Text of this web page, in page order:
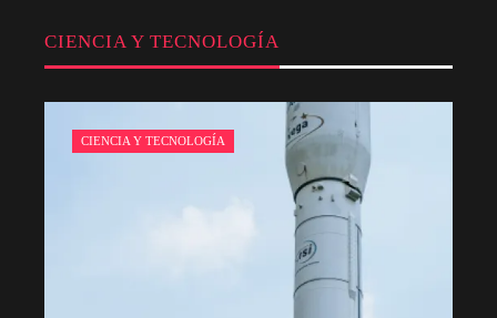
CIENCIA Y TECNOLOGÍA
CIENCIA Y TECNOLOGÍA